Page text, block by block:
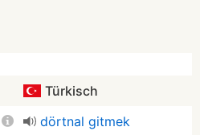
Türkisch
dörtnal gitmek